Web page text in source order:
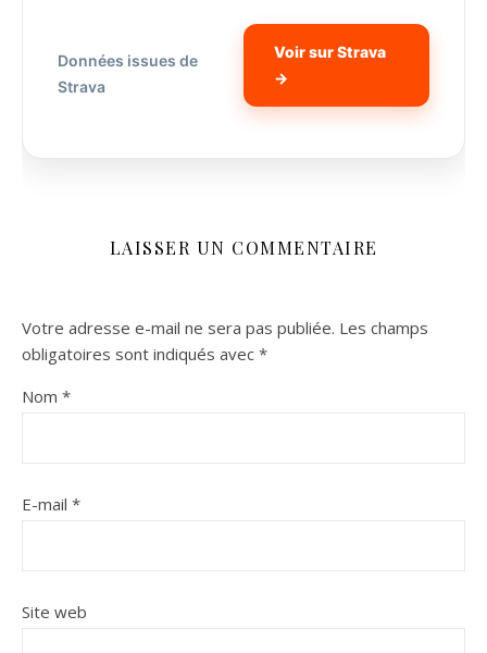
Données issues de
Strava
Voir sur Strava
→
LAISSER UN COMMENTAIRE
Votre adresse e-mail ne sera pas publiée. Les champs
obligatoires sont indiqués avec *
Nom *
E-mail *
Site web